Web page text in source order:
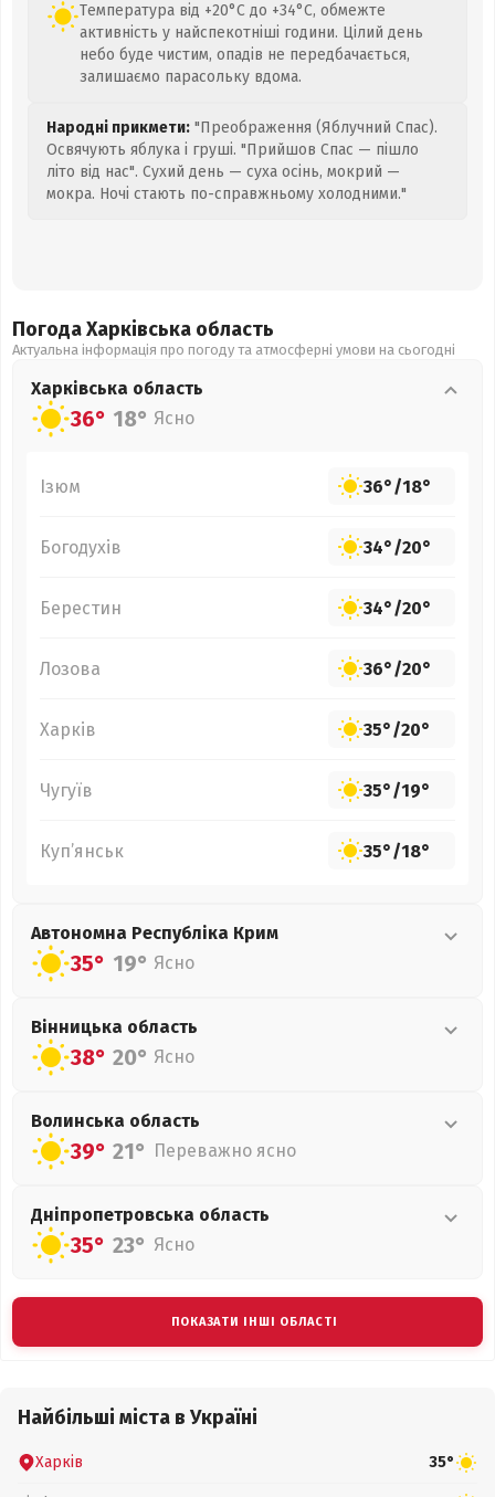
Температура від +20°C до +34°C, обмежте
активність у найспекотніші години. Цілий день
небо буде чистим, опадів не передбачається,
залишаємо парасольку вдома.
Народні прикмети: "Преображення (Яблучний Спас).
Освячують яблука і груші. "Прийшов Спас — пішло
літо від нас". Сухий день — суха осінь, мокрий —
мокра. Ночі стають по-справжньому холодними."
Погода Харківська область
Актуальна інформація про погоду та атмосферні умови на сьогодні
Харківська область
36° 18° Ясно
Ізюм 36°/18°
Богодухів 34°/20°
Берестин 34°/20°
Лозова 36°/20°
Харків 35°/20°
Чугуїв 35°/19°
Куп’янськ 35°/18°
Автономна Республіка Крим
35° 19° Ясно
Вінницька область
38° 20° Ясно
Волинська область
39° 21° Переважно ясно
Дніпропетровська область
35° 23° Ясно
ПОКАЗАТИ ІНШІ ОБЛАСТІ
Найбільші міста в Україні
Харків 35°